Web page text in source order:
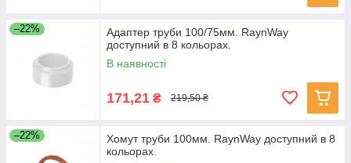
–22%
Адаптер труби 100/75мм. RaynWay
доступний в 8 кольорах.
В наявності
171,21 ₴ 219,50 ₴
–22%
Хомут труби 100мм. RaynWay доступний в 8
кольорах.